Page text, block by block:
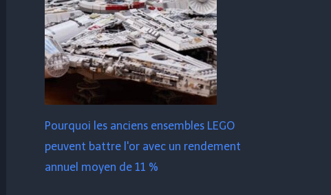
Pourquoi les anciens ensembles LEGO
peuvent battre l'or avec un rendement
annuel moyen de 11 %